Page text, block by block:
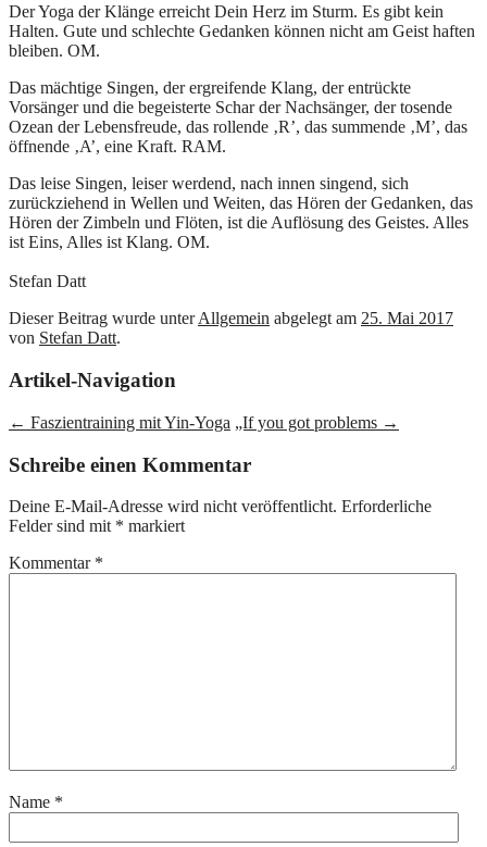
Der Yoga der Klänge erreicht Dein Herz im Sturm. Es gibt kein
Halten. Gute und schlechte Gedanken können nicht am Geist haften
bleiben. OM.
Das mächtige Singen, der ergreifende Klang, der entrückte
Vorsänger und die begeisterte Schar der Nachsänger, der tosende
Ozean der Lebensfreude, das rollende ‚R’, das summende ‚M’, das
öffnende ‚A’, eine Kraft. RAM.
Das leise Singen, leiser werdend, nach innen singend, sich
zurückziehend in Wellen und Weiten, das Hören der Gedanken, das
Hören der Zimbeln und Flöten, ist die Auflösung des Geistes. Alles
ist Eins, Alles ist Klang. OM.
Stefan Datt
Dieser Beitrag wurde unterAllgemein abgelegt am 25. Mai 2017
von Stefan Datt.
Artikel-Navigation
← Faszientraining mit Yin-Yoga „If you got problems →
Schreibe einen Kommentar
Deine E-Mail-Adresse wird nicht veröffentlicht. Erforderliche
Felder sind mit * markiert
Kommentar *
Name *